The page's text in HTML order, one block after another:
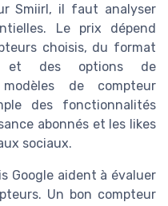
Smiirl, il faut analyser
Le prix dépend
choisis, du format
et des options de
modèles de compteur
des fonctionnalités
abonnés et les likes
sociaux.
Google aident à évaluer
Un bon compteur